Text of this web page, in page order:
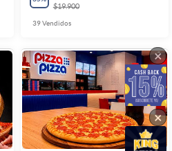
$19.900
39Vendidos
×
×